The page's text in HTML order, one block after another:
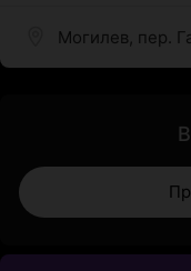
Могилев, пер.